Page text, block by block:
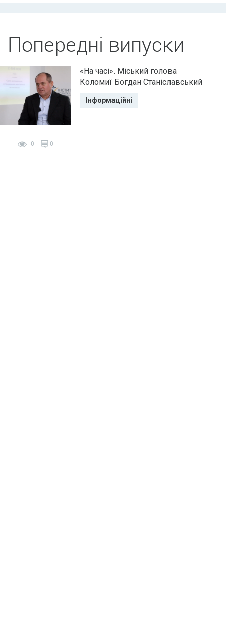
Попередні випуски
0 0
«На часі». Міський голова
Коломиї Богдан Станіславський
Інформаційні